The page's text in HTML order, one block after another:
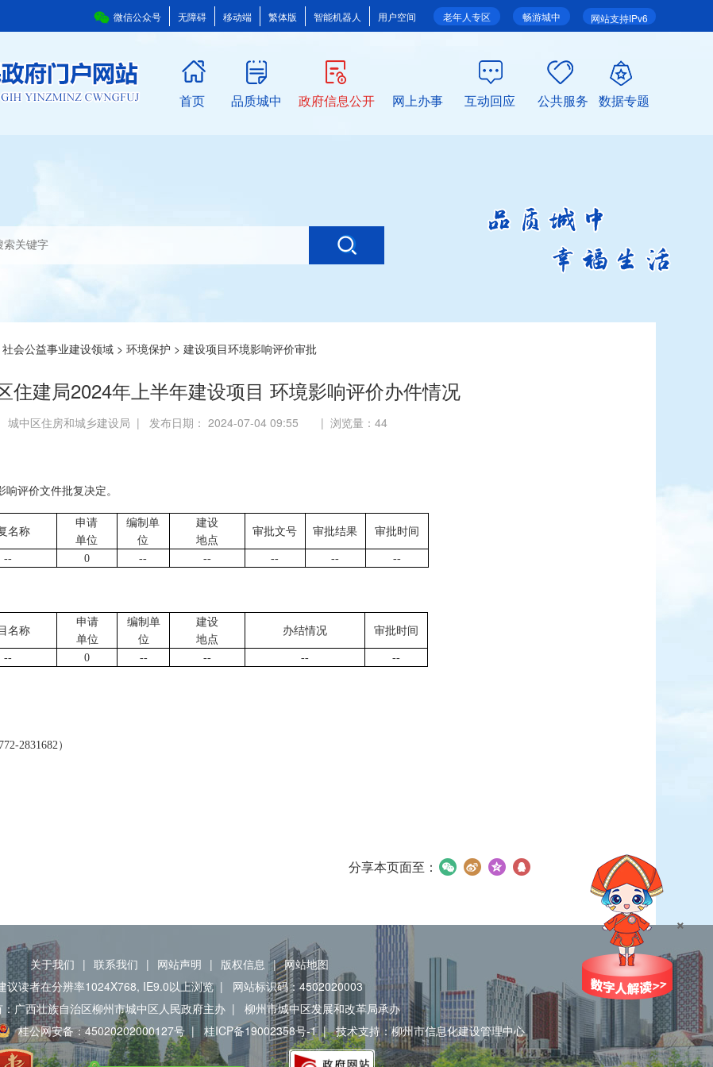
网站支持IPv6
畅游城中
老年人专区
微信公众号 无障碍 移动端 繁体版 智能机器人 用户空间
首页 品质城中 政府信息公开 网上办事 互动回应 公共服务 数据专题
社会公益事业建设领域 > 环境保护 > 建设项目环境影响评价审批
住建局2024年上半年建设项目 环境影响评价办件情况
城中区住房和城乡建设局 | 发布日期： 2024-07-04 09:55 | 浏览量： 44
响评价文件批复决定。
名称
申请
单位
编制单
位
建设
地点
审批文号 审批结果 审批时间
-- 0 -- -- -- -- --
名称
申请
单位
编制单
位
建设
地点
办结情况 审批时间
-- 0 -- -- -- --
2831682）
分享本页面至：
×
关于我们 | 联系我们 | 网站声明 | 版权信息 | 网站地图
议读者在分辨率1024X768, IE9.0以上浏览 |
网站标识码：4502020003
：广西壮族自治区柳州市城中区人民政府主办 |
柳州市城中区发展和改革局承办
桂公网安备：45020202000127号 | 桂ICP备19002358号-1 | 技术支持：柳州市信息化建设管理中心